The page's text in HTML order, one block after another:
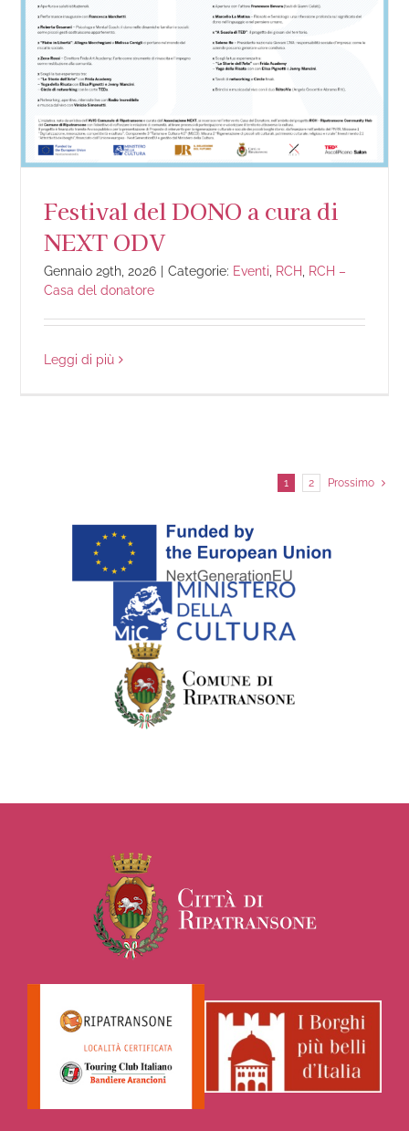
Festival del DONO a cura di
NEXT ODV
Gennaio 29th, 2026 Categorie: Eventi RCH
RCH –
Casa del donatore
Leggi di più
1 2 Prossimo